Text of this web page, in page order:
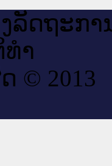
ລັດ​ຖະ​ກາ
ຳ
© 2013